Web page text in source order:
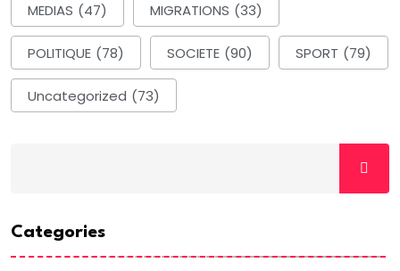
MEDIAS (47) MIGRATIONS (33)
POLITIQUE (78) SOCIETE (90) SPORT (79)
Uncategorized (73)
Categories